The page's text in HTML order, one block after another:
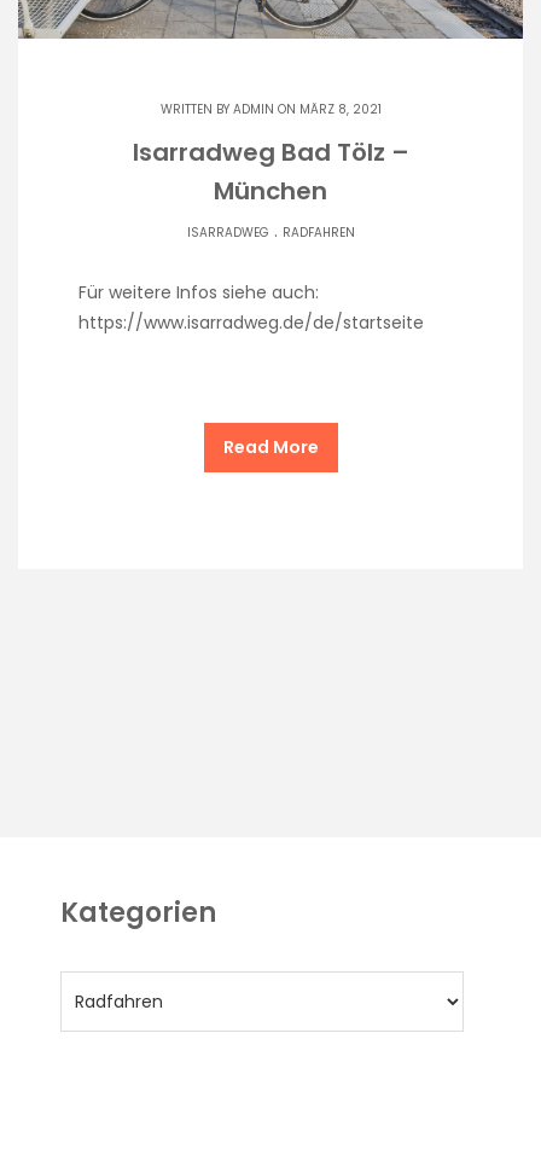
WRITTEN BY ADMIN ON MÄRZ 8, 2021
Isarradweg Bad Tölz –
München
ISARRADWEG . RADFAHREN
Für weitere Infos siehe auch:
https://www.isarradweg.de/de/startseite
Read More
Kategorien